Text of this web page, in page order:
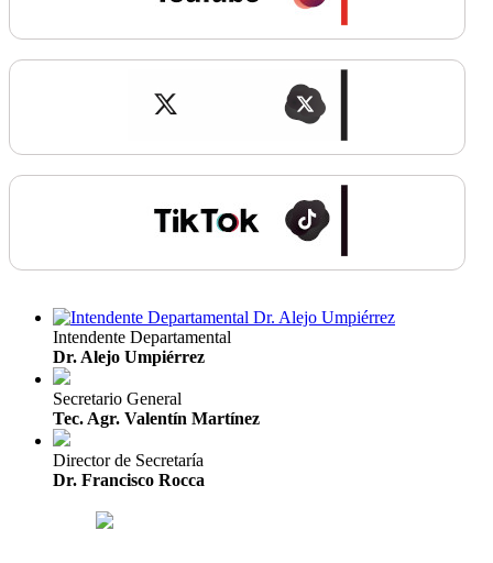
Intendente Departamental
Dr. Alejo Umpiérrez
Secretario General
Tec. Agr. Valentín Martínez
Director de Secretaría
Dr. Francisco Rocca